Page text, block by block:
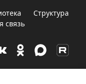
Структура
связь